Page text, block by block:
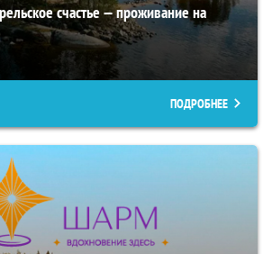
счастье — проживание на
ПОДРОБНЕЕ